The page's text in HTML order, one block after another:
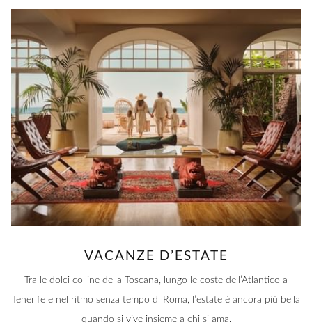
VACANZE D’ESTATE
Tra le dolci colline della Toscana, lungo le coste dell’Atlantico a
Tenerife e nel ritmo senza tempo di Roma, l’estate è ancora più bella
quando si vive insieme a chi si ama.